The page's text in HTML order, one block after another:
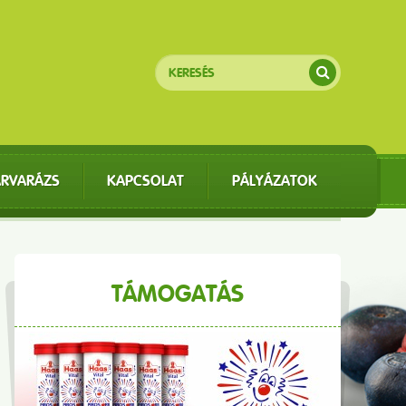
KAPCSOLAT PÁLYÁZATOK
TÁMOGATÁS